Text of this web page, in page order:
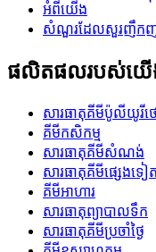
អំពីយើង
សំណួរដែលសួរញឹកញ
ផលិតផលរបស់យើ
សារធាតុគីមីប៉ូលីយូរីថ
គីមីកសិកម្ម
សារធាតុគីមីសំណង់
សារធាតុគីមីផ្សេងទៀត
គីមីអាហារ
សារធាតុព្យាបាលទឹក
សារធាតុគីមីប្រចាំថ្ងៃ